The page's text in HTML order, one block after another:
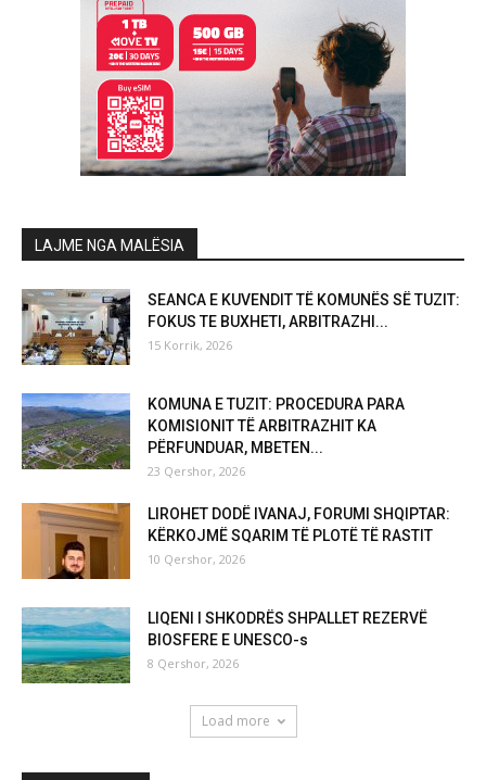
LAJME NGA MALËSIA
SEANCA E KUVENDIT TË KOMUNËS SË TUZIT:
FOKUS TE BUXHETI, ARBITRAZHI...
15 Korrik, 2026
KOMUNA E TUZIT: PROCEDURA PARA
KOMISIONIT TË ARBITRAZHIT KA
PËRFUNDUAR, MBETEN...
23 Qershor, 2026
LIROHET DODË IVANAJ, FORUMI SHQIPTAR:
KËRKOJMË SQARIM TË PLOTË TË RASTIT
10 Qershor, 2026
LIQENI I SHKODRËS SHPALLET REZERVË
BIOSFERE E UNESCO-s
8 Qershor, 2026
Load more